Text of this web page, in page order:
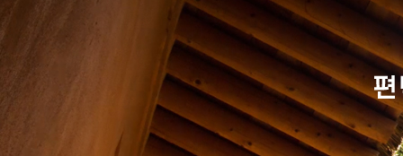
스탠다드 침대
스탠다드 한실
한실취사형
스위트
실시간예약
예약확인